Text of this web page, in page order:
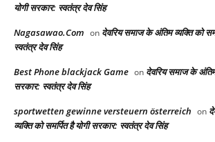
योगी सरकार: स्वतंत्र देव सिंह
Nagasawao.Com on देवरिय समाज के अंतिम व्यक्ति को
स्वतंत्र देव सिंह
Best Phone blackjack Game on देवरिय समाज के अंतिम
सरकार: स्वतंत्र देव सिंह
sportwetten gewinne versteuern österreich on
व्यक्ति को समर्पित है योगी सरकार: स्वतंत्र देव सिंह